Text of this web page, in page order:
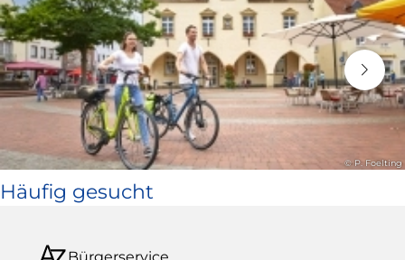
neuem
Fenster)
© P. Foelting
Häufig gesucht